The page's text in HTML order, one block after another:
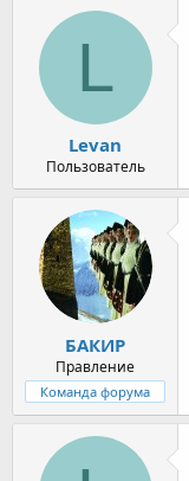
L
Levan
Пользователь
БАКИР
Правление
Команда форума